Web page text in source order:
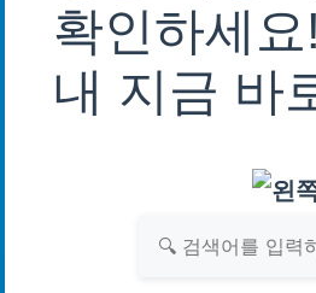
확인하세
내 지금 바